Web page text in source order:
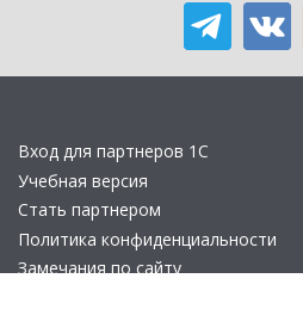
Вход для партнеров 1С
Учебная версия
Стать партнером
Политика конфиденциальности
Замечания по сайту